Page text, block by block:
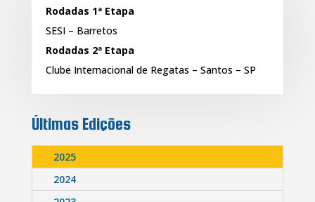
Rodadas 1ª Etapa
SESI – Barretos
Rodadas 2ª Etapa
Clube Internacional de Regatas – Santos – SP
Últimas Edições
2025
2024